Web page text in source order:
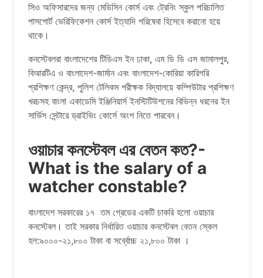
সিও অফিসারদের জন্য মেডিসিন কোর্স এবং ট্রেনিং স্কুল পরিচালিত
পাসপোর্ট ভেরিফিকেশন কোর্স ইত্যাদি পরিষেবা হিসেবে করানো হয়ে
থাকে।
কনস্টেবলরা বাংলাদেশের টিডিএস ইন ঢাকা, এম ডি ডি এস জামালপুর,
বিআরটিএ ও বাংলাদেশ-জার্মান এবং বাংলাদেশ-কোরিয়া কারিগরি
প্রশিক্ষণ কেন্দ্র, পুলিশ টেলিকম পরীক্ষক বিদ্যালয়ে কম্পিউটার প্রশিক্ষণ
খরচসহ বাংলা একাডেমি ইঞ্জিনিয়ার্স ইনস্টিটিউশনের বিভিন্ন ধরনের ইন
সার্ভিস সেন্টারে ড্রাইভিং কোর্সে অংশ নিতে পারবেন।
ওয়াচার কনস্টেবল এর বেতন কত?-
What is the salary of a
watcher constable?
বাংলাদেশ সরকারের ১৭ তম গ্রেডের একটি চাকরি হলো ওয়াচার
কনস্টেবল। তাই সরকার নির্ধারিত ওয়াচার কনস্টেবল বেতন স্কেল
হল:৯০০০-২১,৮০০ টাকা বা সর্ব্বোচ্চ ২১,৮০০ টাকা ।